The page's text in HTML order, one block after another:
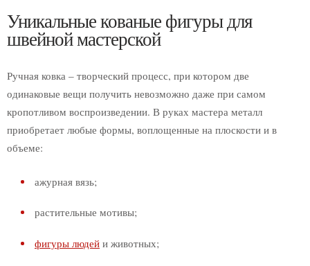
Уникальные кованые фигуры для
швейной мастерской
Ручная ковка – творческий процесс, при котором две
одинаковые вещи получить невозможно даже при самом
кропотливом воспроизведении. В руках мастера металл
приобретает любые формы, воплощенные на плоскости и в
объеме:
ажурная вязь;
растительные мотивы;
фигуры людей и животных;
Двери
Ограды для могил
Ковка для улицы
Козырьки и навесы
Крыльцо
Беседки
Качели
Мангалы
Кованое дерево
Скамейки